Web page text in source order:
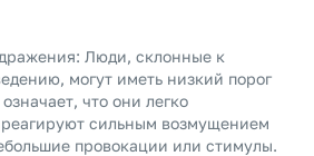
Люди, склонные к
могут иметь низкий порог
что они легко
сильным возмущением
провокации или стимулы.